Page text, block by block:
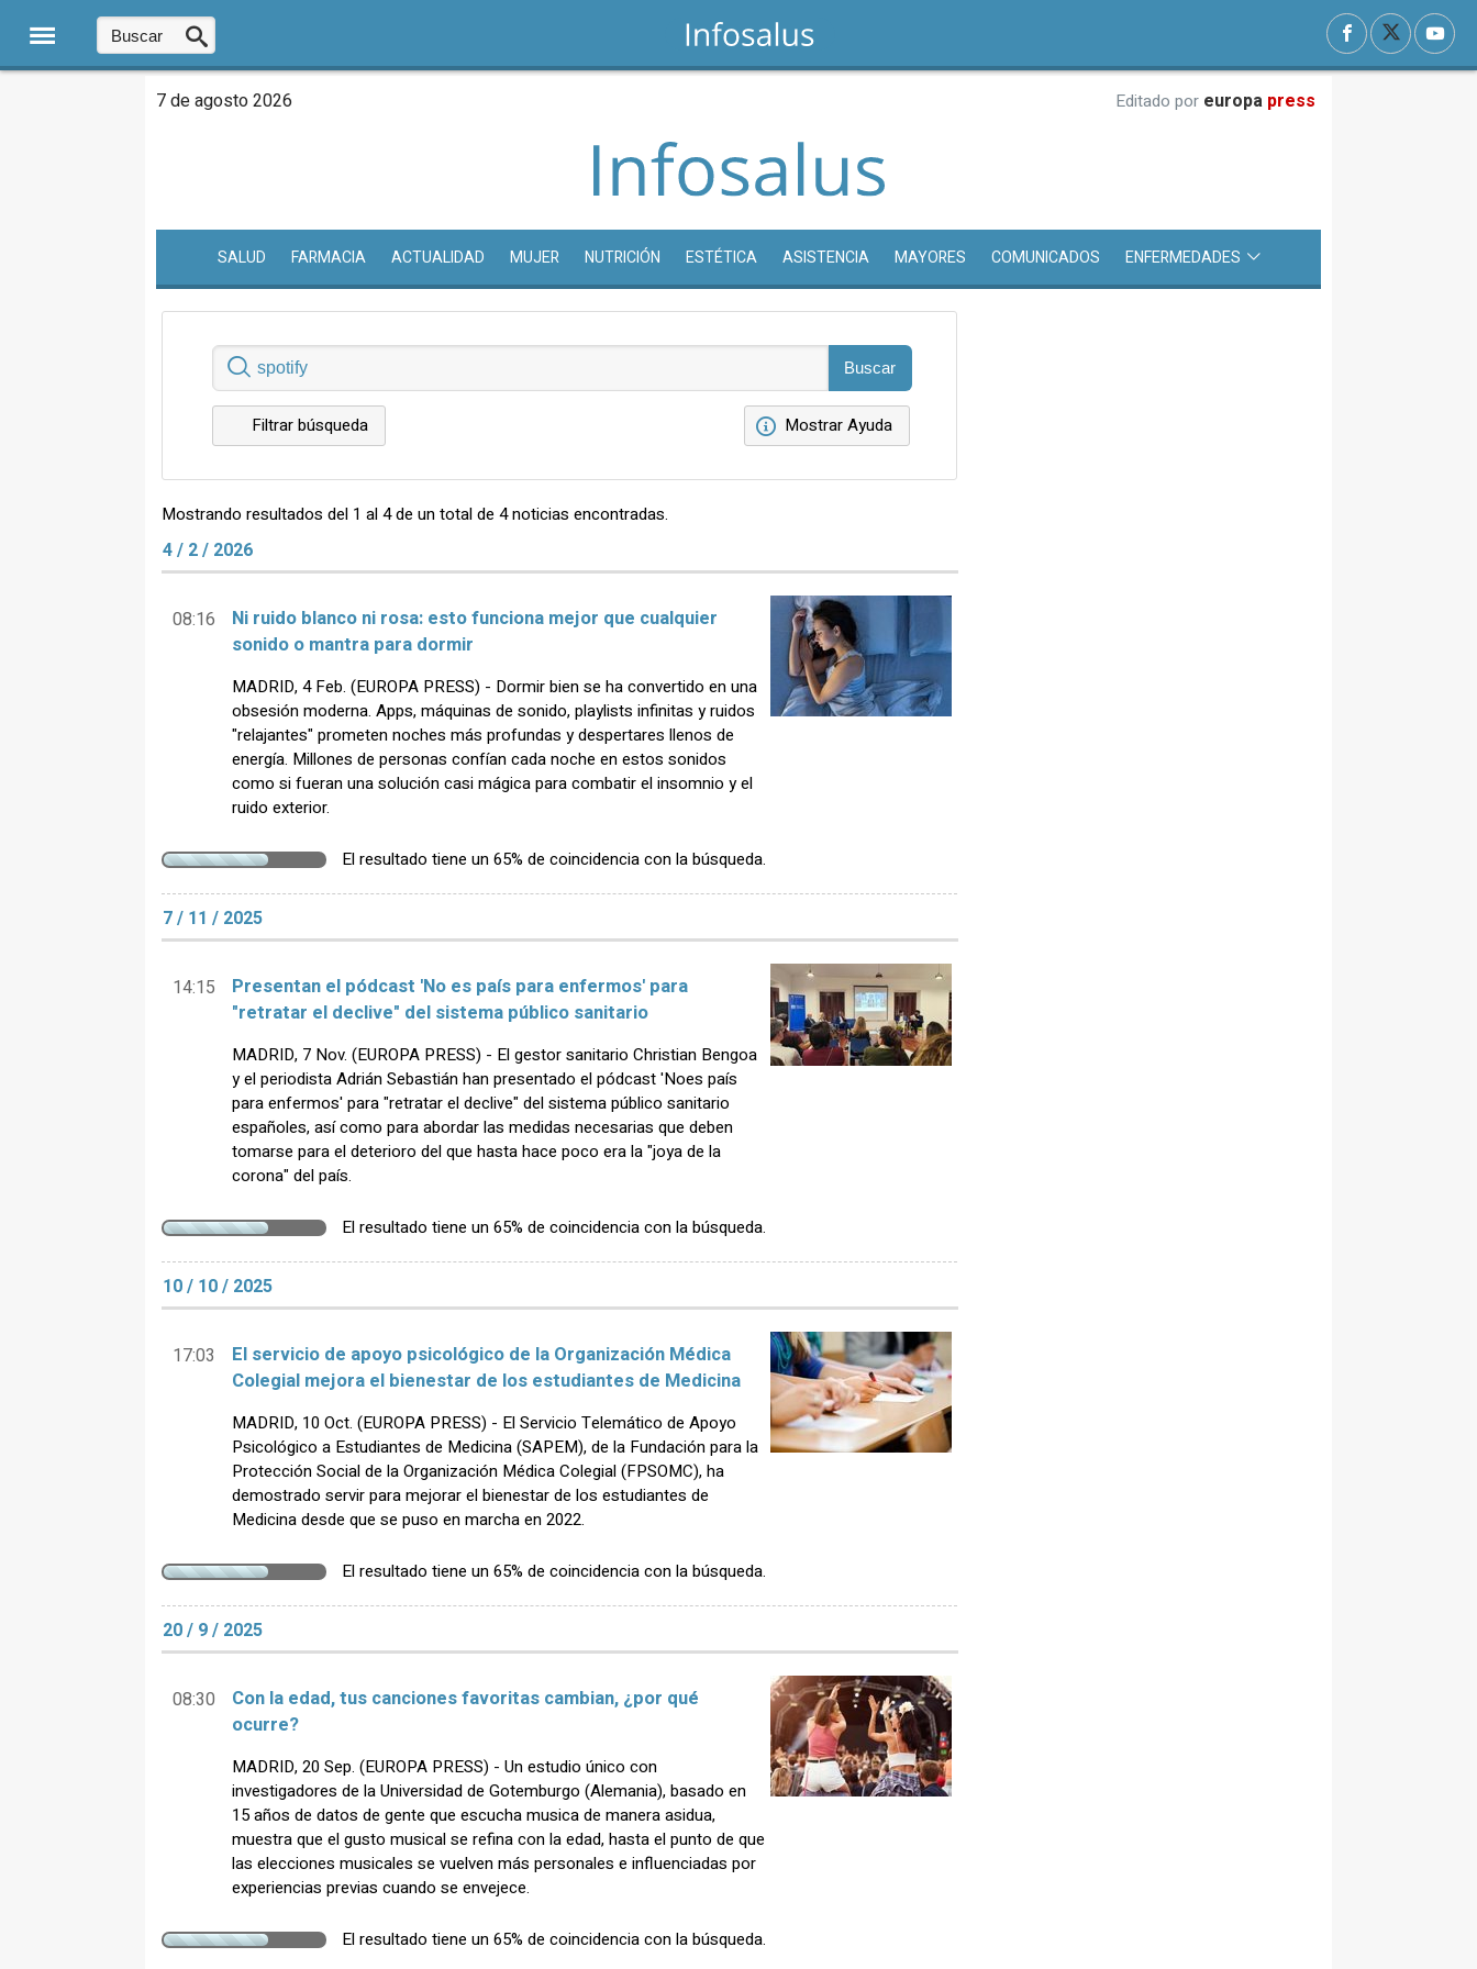
7 de agosto 2026 Editado por europa press
SALUD FARMACIA ACTUALIDAD MUJER NUTRICIÓN ESTÉTICA ASISTENCIA MAYORES COMUNICADOS ENFERMEDADES
Filtrar búsqueda Mostrar Ayuda
Mostrando resultados del 1 al 4 de un total de 4 noticias encontradas.
4 / 2 / 2026
08:16
Ni ruido blanco ni rosa: esto funciona mejor que cualquier
sonido o mantra para dormir
MADRID, 4 Feb. (EUROPA PRESS) - Dormir bien se ha convertido en una
obsesión moderna. Apps, máquinas de sonido, playlists infinitas y ruidos
"relajantes" prometen noches más profundas y despertares llenos de
energía. Millones de personas confían cada noche en estos sonidos
como si fueran una solución casi mágica para combatir el insomnio y el
ruido exterior.
El resultado tiene un 65% de coincidencia con la búsqueda.
7 / 11 / 2025
14:15
Presentan el pódcast 'No es país para enfermos' para
"retratar el declive" del sistema público sanitario
MADRID, 7 Nov. (EUROPA PRESS) - El gestor sanitario Christian Bengoa
y el periodista Adrián Sebastián han presentado el pódcast 'Noes país
para enfermos' para "retratar el declive" del sistema público sanitario
españoles, así como para abordar las medidas necesarias que deben
tomarse para el deterioro del que hasta hace poco era la "joya de la
corona" del país.
El resultado tiene un 65% de coincidencia con la búsqueda.
10 / 10 / 2025
17:03
El servicio de apoyo psicológico de la Organización Médica
Colegial mejora el bienestar de los estudiantes de Medicina
MADRID, 10 Oct. (EUROPA PRESS) - El Servicio Telemático de Apoyo
Psicológico a Estudiantes de Medicina (SAPEM), de la Fundación para la
Protección Social de la Organización Médica Colegial (FPSOMC), ha
demostrado servir para mejorar el bienestar de los estudiantes de
Medicina desde que se puso en marcha en 2022.
El resultado tiene un 65% de coincidencia con la búsqueda.
20 / 9 / 2025
08:30
Con la edad, tus canciones favoritas cambian, ¿por qué
ocurre?
MADRID, 20 Sep. (EUROPA PRESS) - Un estudio único con
investigadores de la Universidad de Gotemburgo (Alemania), basado en
15 años de datos de gente que escucha musica de manera asidua,
muestra que el gusto musical se refina con la edad, hasta el punto de que
las elecciones musicales se vuelven más personales e influenciadas por
experiencias previas cuando se envejece.
El resultado tiene un 65% de coincidencia con la búsqueda.